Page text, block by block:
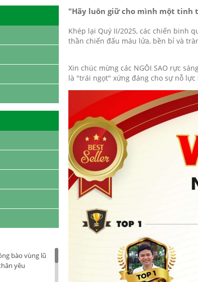
"Hãy luôn giữ cho mình một tinh
Khép lại Quý II/2025, các chiến binh
thần chiến đấu máu lửa, bền bỉ và
Xin chúc mừng các NGÔI SAO rực
là "trái ngọt" xứng đáng cho sự nỗ
bào vùng lũ
yêu